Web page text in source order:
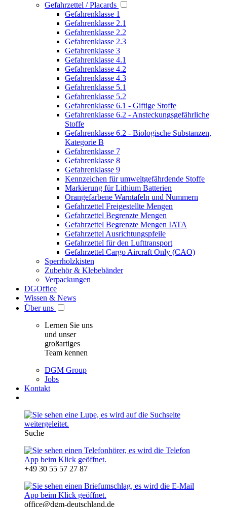
Gefahrzettel / Placards
Gefahrenklasse 1
Gefahrenklasse 2.1
Gefahrenklasse 2.2
Gefahrenklasse 2.3
Gefahrenklasse 3
Gefahrenklasse 4.1
Gefahrenklasse 4.2
Gefahrenklasse 4.3
Gefahrenklasse 5.1
Gefahrenklasse 5.2
Gefahrenklasse 6.1 - Giftige Stoffe
Gefahrenklasse 6.2 - Ansteckungsgefährliche
Stoffe
Gefahrenklasse 6.2 - Biologische Substanzen,
Kategorie B
Gefahrenklasse 7
Gefahrenklasse 8
Gefahrenklasse 9
Kennzeichen für umweltgefährdende Stoffe
Markierung für Lithium Batterien
Orangefarbene Warntafeln und Nummern
Gefahrzettel Freigestellte Mengen
Gefahrzettel Begrenzte Mengen
Gefahrzettel Begrenzte Mengen IATA
Gefahrzettel Ausrichtungspfeile
Gefahrzettel für den Lufttransport
Gefahrzettel Cargo Aircraft Only (CAO)
Sperrholzkisten
Zubehör & Klebebänder
Verpackungen
DGOffice
Wissen & News
Über uns
Lernen Sie uns
und unser
großartiges
Team kennen
DGM Group
Jobs
Kontakt
Suche
+49 30 55 57 27 87
office@dgm-deutschland.de